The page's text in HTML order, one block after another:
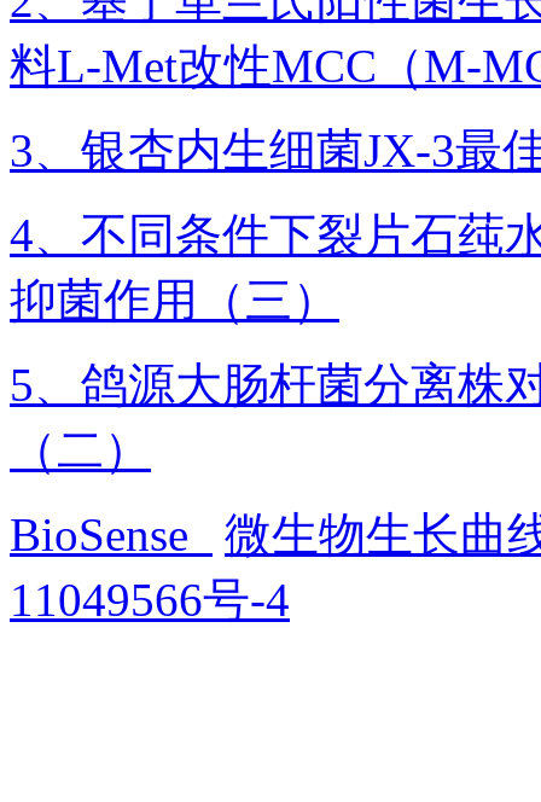
料L-Met改性MCC（M-
3、银杏内生细菌JX-3最
4、不同条件下裂片石莼
抑菌作用（三）
5、鸽源大肠杆菌分离株
（二）
BioSense
微生物生长曲
11049566号-4